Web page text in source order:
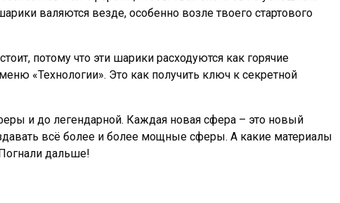
валяются везде, особенно возле твоего стартового
потому что эти шарики расходуются как горячие
«Технологии». Это как получить ключ к секретной
и до легендарной. Каждая новая сфера – это новый
всё более и более мощные сферы. А какие материалы
дальше!